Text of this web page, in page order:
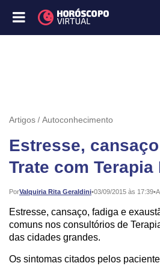
Artigos Autoconhecimento
Estresse,
Trate com Terapia
PorValquiria Rita Geraldini•
Publicado: 03/09/2015 às 17:39•
Estresse, cansaço, fadiga e
comuns nos consultórios de
das cidades grandes.
Os sintomas citados pelos